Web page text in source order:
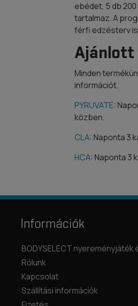
ebédet, 5 db
tartalmaz. A
férfi edzésterv
Ajánlott
Minden
információt.
PYRUVATE:
közben.
CLA: Naponta 3
HCA: Naponta 3
Információk
BODYSELECT
Rólunk
Kapcsolat
Szállítási információk